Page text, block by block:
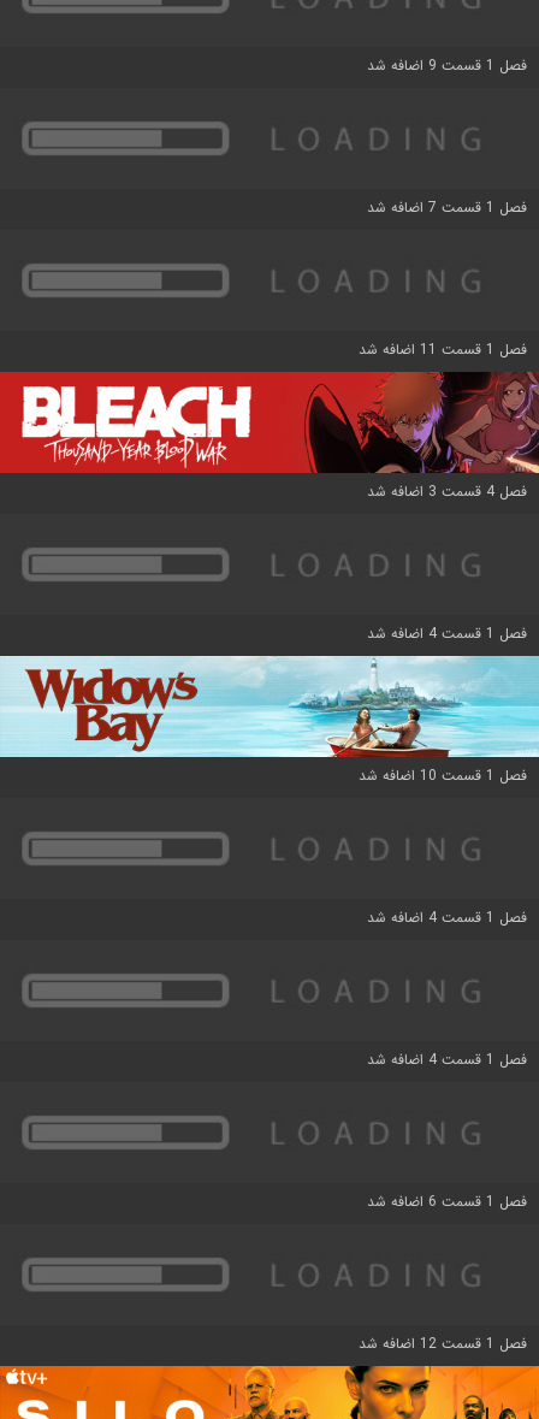
فصل 1 قسمت 9 اضافه شد
فصل 1 قسمت 7 اضافه شد
فصل 1 قسمت 11 اضافه شد
فصل 4 قسمت 3 اضافه شد
فصل 1 قسمت 4 اضافه شد
فصل 1 قسمت 10 اضافه شد
فصل 1 قسمت 4 اضافه شد
فصل 1 قسمت 4 اضافه شد
فصل 1 قسمت 6 اضافه شد
فصل 1 قسمت 12 اضافه شد